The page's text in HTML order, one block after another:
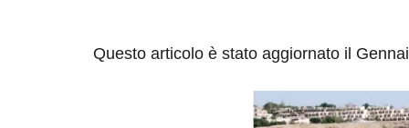
Questo articolo è stato aggiornato il